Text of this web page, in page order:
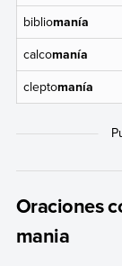
bibliomanía
calcomanía
cleptomanía
Oraciones
mania